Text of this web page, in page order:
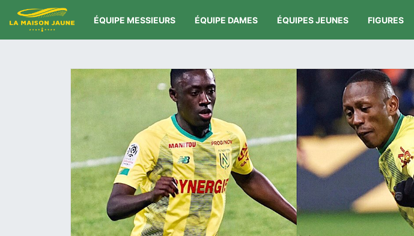
ÉQUIPE MESSIEURS ÉQUIPE DAMES ÉQUIPES JEUNES FIGURES